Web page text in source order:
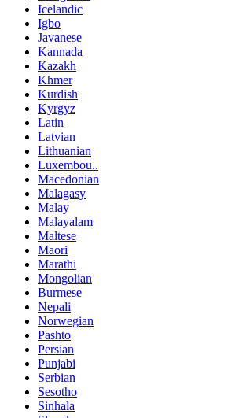
Icelandic
Igbo
Javanese
Kannada
Kazakh
Khmer
Kurdish
Kyrgyz
Latin
Latvian
Lithuanian
Luxembou..
Macedonian
Malagasy
Malay
Malayalam
Maltese
Maori
Marathi
Mongolian
Burmese
Nepali
Norwegian
Pashto
Persian
Punjabi
Serbian
Sesotho
Sinhala